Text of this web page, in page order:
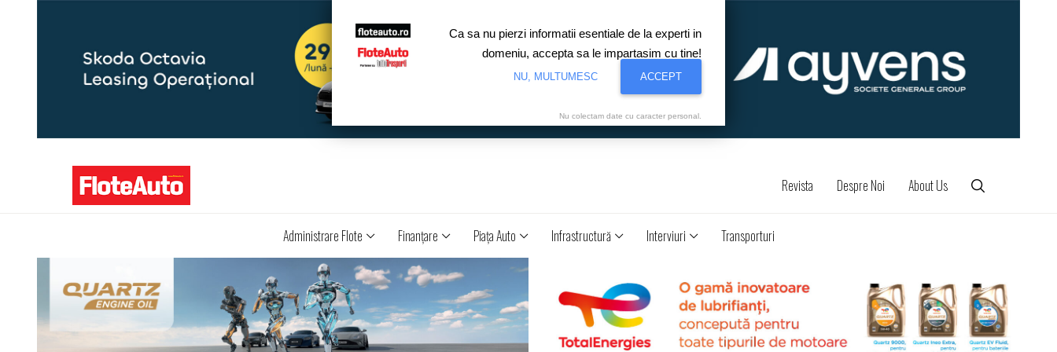
Revista Despre Noi About Us
Administrare Flote Finanţare Piaţa Auto Infrastructură Interviuri Transporturi
Ca sa nu pierzi informatii esentiale de la experti in
domeniu, accepta sa le impartasim cu tine!
NU, MULTUMESC ACCEPT
Nu colectam date cu caracter personal.